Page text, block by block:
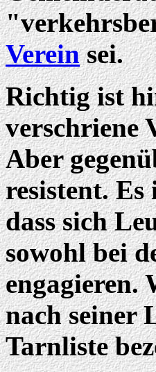
Vereinsei.
Richtig ist
verschriene
Aber
resistent.
dass sich
sowohl bei
engagieren.
nach seiner
Tarnliste